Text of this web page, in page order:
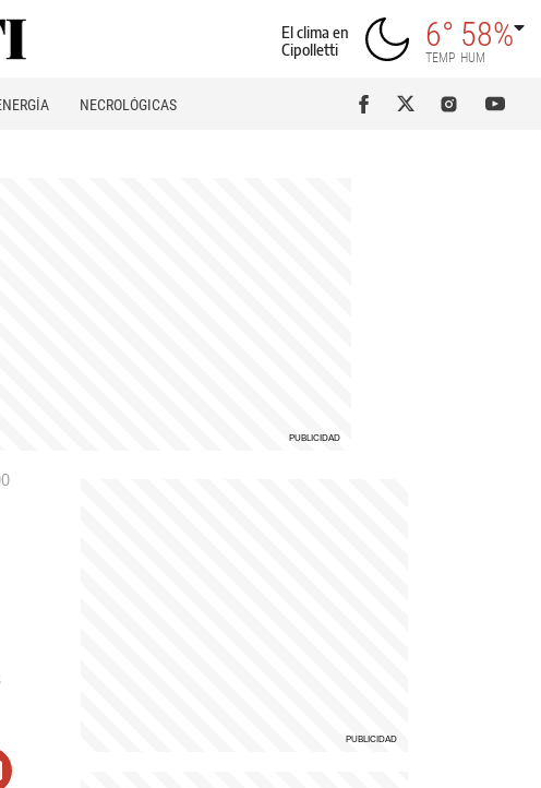
El clima en
Cipolletti
6°
TEMP
58%
HUM
NECROLÓGICAS